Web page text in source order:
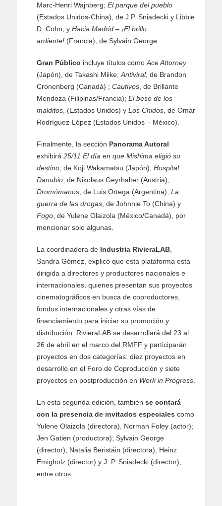
Marc-Henri Wajnberg; El parque del pueblo
(Estados Unidos-China), de J.P. Sniadecki y Libbie
D. Cohn, y Hacia Madrid – ¡El brillo
ardiente! (Francia), de Sylvain George.
Gran Público incluye títulos como Ace Attorney
(Japón), de Takashi Miike; Antiviral, de Brandon
Cronenberg (Canadá) ; Cautivos , de Brillante
Mendoza (Filipinas/Francia); El beso de los
malditos , (Estados Unidos) y Los Chidos , de Omar
Rodríguez-López (Estados Unidos – México).
Finalmente, la sección Panorama Autoral
exhibirá 25/11 El día en que Mishima eligió su
destino , de Koji Wakamatsu (Japón); Hospital
Danubio , de Nikolaus Geyrhalter (Austria);
Dromómanos , de Luis Ortega (Argentina); La
guerra de las drogas , de Johnnie To (China) y
Fogo , de Yulene Olaizola (México/Canadá), por
mencionar solo algunas.
La coordinadora de Industria RivieraLAB
Sandra Gómez, explicó que esta plataforma está
dirigida a directores y productores nacionales e
internacionales, quienes presentan sus proyectos
cinematográficos en busca de coproductores,
fondos internacionales y otras vías de
financiamiento para iniciar su promoción y
distribución. RivieraLAB se desarrollará del 23 al
26 de abril en el marco del RMFF y participarán
proyectos en dos categorías: diez proyectos en
desarrollo en el Foro de Coproducción y siete
proyectos en postproducción en Work in Progress
En esta segunda edición, también se contará
con la presencia de invitados especiales como
Yulene Olaizola (directora), Norman Foley (actor);
Jen Gatien (productora); Sylvain George
(director), Natalia Beristáin (directora); Heinz
Emigholz (director) y J. P. Sniadecki (director),
entre otros.